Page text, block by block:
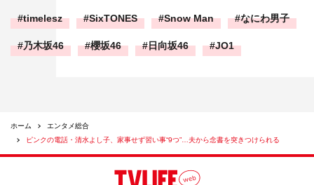
timelesz SixTONES Snow Man なにわ男子
乃木坂46 櫻坂46 日向坂46 JO1
ホーム
エンタメ総合
ピンクの電話・清水よし子、家事せず習い事“9つ”…夫から念書を突きつけられる